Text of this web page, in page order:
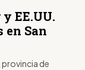
EE.UU.
San
provincia de